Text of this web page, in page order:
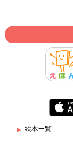
絵本一覧